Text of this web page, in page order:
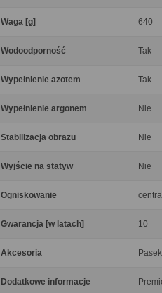
Waga [g] 640
Wodoodporność Tak
Wypełnienie azotem Tak
Wypełnienie argonem Nie
Stabilizacja obrazu Nie
Wyjście na statyw Nie
Ogniskowanie
Gwarancja [w latach] 10
Akcesoria
Dodatkowe informacje